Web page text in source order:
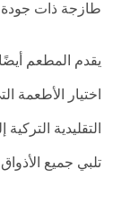
طازجة ذات جودة
يقدم المطعم
اختيار الأطعمة
التقليدية
تلبي جميع